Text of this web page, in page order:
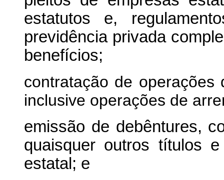
estatutos e,
previdência privada
benefícios;
contratação de
inclusive operações de
emissão de debêntures,
quaisquer outros títulos
estatal; e